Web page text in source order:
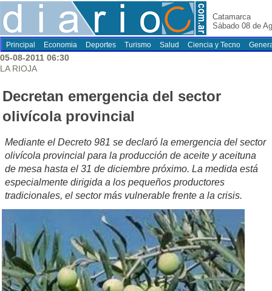
Catamarca
Sábado 08 de
Principal Economia Deportes Turismo Salud Ciencia y Tecno
05-08-2011 06:30
LA RIOJA
Decretan emergencia del sector
olivícola provincial
Mediante el Decreto 981 se declaró la emergencia del sector
olivícola provincial para la producción de aceite y aceituna
de mesa hasta el 31 de diciembre próximo. La medida está
especialmente dirigida a los pequeños productores
tradicionales, el sector más vulnerable frente a la crisis.